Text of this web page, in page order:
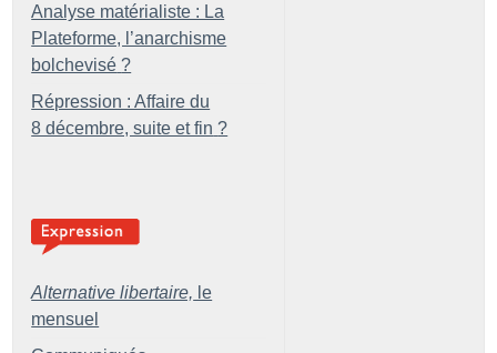
Analyse matérialiste : La
Plateforme, l’anarchisme
bolchevisé ?
Répression : Affaire du
8 décembre, suite et fin ?
Alternative libertaire, le
mensuel